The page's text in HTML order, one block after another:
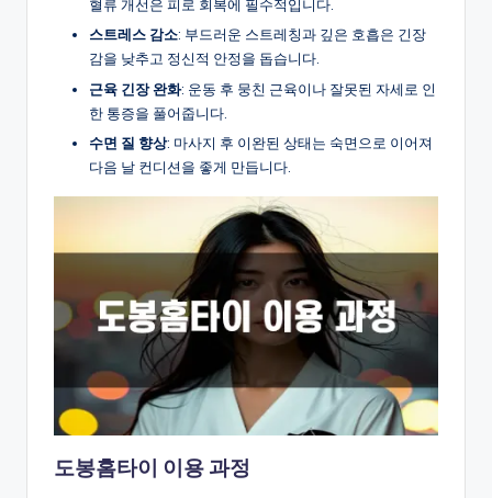
혈류 개선은 피로 회복에 필수적입니다.
스트레스 감소: 부드러운 스트레칭과 깊은 호흡은 긴장
감을 낮추고 정신적 안정을 돕습니다.
근육 긴장 완화: 운동 후 뭉친 근육이나 잘못된 자세로 인
한 통증을 풀어줍니다.
수면 질 향상: 마사지 후 이완된 상태는 숙면으로 이어져
다음 날 컨디션을 좋게 만듭니다.
도봉홈타이 이용 과정